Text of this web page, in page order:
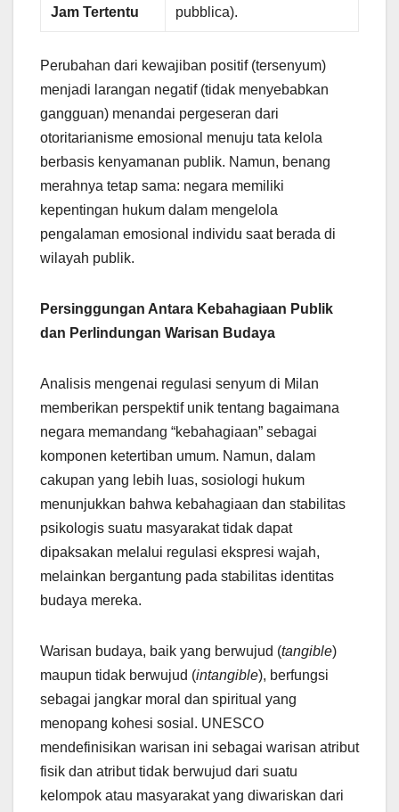
Jam Tertentu
pubblica).
Perubahan dari kewajiban positif (tersenyum)
menjadi larangan negatif (tidak menyebabkan
gangguan) menandai pergeseran dari
otoritarianisme emosional menuju tata kelola
berbasis kenyamanan publik. Namun, benang
merahnya tetap sama: negara memiliki
kepentingan hukum dalam mengelola
pengalaman emosional individu saat berada di
wilayah publik.
Persinggungan Antara Kebahagiaan Publik
dan Perlindungan Warisan Budaya
Analisis mengenai regulasi senyum di Milan
memberikan perspektif unik tentang bagaimana
negara memandang “kebahagiaan” sebagai
komponen ketertiban umum. Namun, dalam
cakupan yang lebih luas, sosiologi hukum
menunjukkan bahwa kebahagiaan dan stabilitas
psikologis suatu masyarakat tidak dapat
dipaksakan melalui regulasi ekspresi wajah,
melainkan bergantung pada stabilitas identitas
budaya mereka.
Warisan budaya, baik yang berwujud (tangible)
maupun tidak berwujud (intangible), berfungsi
sebagai jangkar moral dan spiritual yang
menopang kohesi sosial. UNESCO
mendefinisikan warisan ini sebagai warisan atribut
fisik dan atribut tidak berwujud dari suatu
kelompok atau masyarakat yang diwariskan dari